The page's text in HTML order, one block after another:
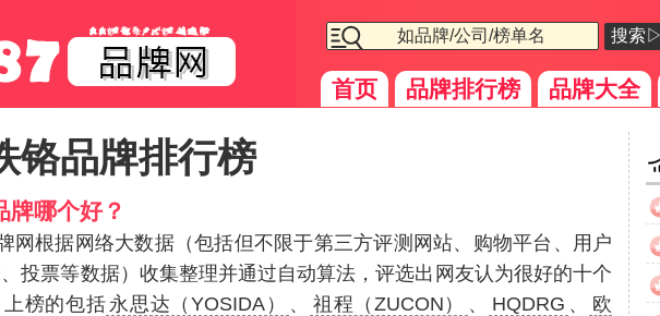
搜索▷
首页 品牌排行榜 品牌大全
铬品牌排行榜
牌哪个好？
网根据网络大数据（包括但不限于第三方评测网站、购物平台、用户
投票等数据）收集整理并通过自动算法，评选出网友认为很好的十个
榜的包括 永思达（YOSIDA） 、 祖程（ZUCON） 、 HQDRG 、
欧